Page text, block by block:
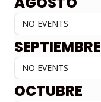
NO EVENTS
SEPTIEMBRE
NO EVENTS
OCTUBRE